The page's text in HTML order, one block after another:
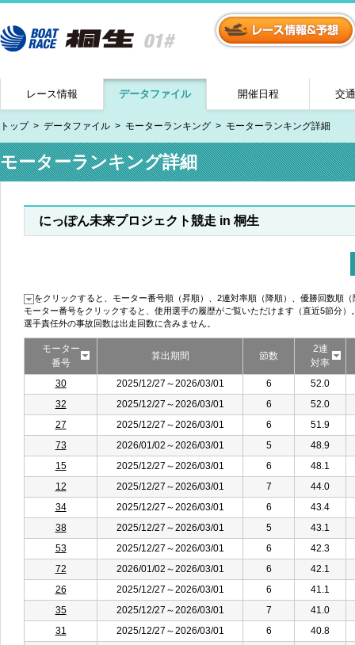
レース情報 データファイル 開催日程 交
トップ データファイル モーターランキング モーターランキング詳細
モーターランキング詳細
にっぽん未来プロジェクト競走 in 桐生
をクリックすると、モーター番号順（昇順）、2連対率順（降順）、優勝回数順
モーター番号をクリックすると、使用選手の履歴がご覧いただけます（直近5節分）
選手責任外の事故回数は出走回数に含みません。
モーター
番号
算出期間 節数
2連
対率
30
2025/12/27～2026/03/01 6
52.0
32
2025/12/27～2026/03/01 6
52.0
27
2025/12/27～2026/03/01 6
51.9
73
2026/01/02～2026/03/01 5
48.9
15
2025/12/27～2026/03/01 6
48.1
12
2025/12/27～2026/03/01 7
44.0
34
2025/12/27～2026/03/01 6
43.4
38
2025/12/27～2026/03/01 5
43.1
53
2025/12/27～2026/03/01 6
42.3
72
2026/01/02～2026/03/01 6
42.1
26
2025/12/27～2026/03/01 6
41.1
35
2025/12/27～2026/03/01 7
41.0
31
2025/12/27～2026/03/01 6
40.8